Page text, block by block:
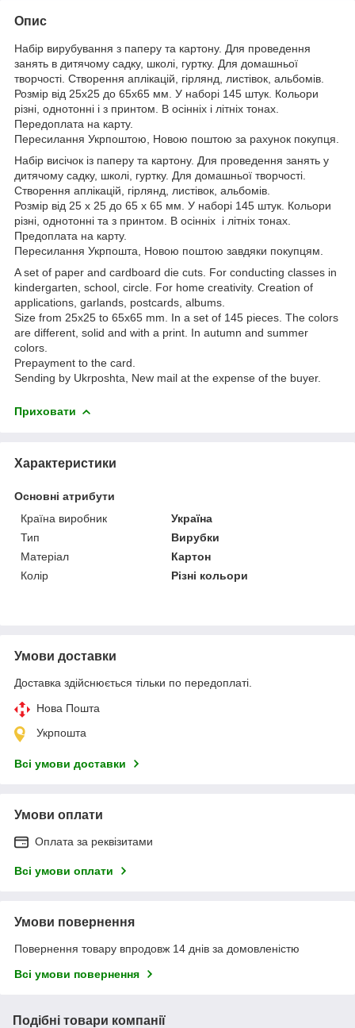
Опис
Набір вирубування з паперу та картону. Для проведення
занять в дитячому садку, школі, гуртку. Для домашньої
творчості. Створення аплікацій, гірлянд, листівок, альбомів.
Розмір від 25х25 до 65х65 мм. У наборі 145 штук. Кольори
різні, однотонні і з принтом. В осінніх і літніх тонах.
Передоплата на карту.
Пересилання Укрпоштою, Новою поштою за рахунок покупця.
Набір висічок із паперу та картону. Для проведення занять у
дитячому садку, школі, гуртку. Для домашньої творчості.
Створення аплікацій, гірлянд, листівок, альбомів.
Розмір від 25 х 25 до 65 х 65 мм. У наборі 145 штук. Кольори
різні, однотонні та з принтом. В осінніх і літніх тонах.
Предоплата на карту.
Пересилання Укрпошта, Новою поштою завдяки покупцям.
A set of paper and cardboard die cuts. For conducting classes in
kindergarten, school, circle. For home creativity. Creation of
applications, garlands, postcards, albums.
Size from 25x25 to 65x65 mm. In a set of 145 pieces. The colors
are different, solid and with a print. In autumn and summer
colors.
Prepayment to the card.
Sending by Ukrposhta, New mail at the expense of the buyer.
Приховати
Характеристики
Основні атрибути
Країна виробник
Україна
Тип
Вирубки
Матеріал
Картон
Колір
Різні кольори
Умови доставки
Доставка здійснюється тільки по передоплаті.
Нова Пошта
Укрпошта
Всі умови доставки
Умови оплати
Оплата за реквізитами
Всі умови оплати
Умови повернення
Повернення товару впродовж 14 днів за домовленістю
Всі умови повернення
Подібні товари компанії